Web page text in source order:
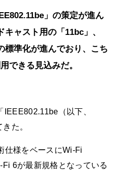
」の策定が進ん
ャスト用の「11bc」、
標準化が進んでおり、こち
できる見込みだ。
（以下、
た。
仕様をベースにWi-Fi
6が最新規格となっている